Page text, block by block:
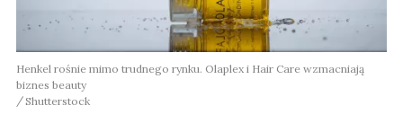
Henkel rośnie mimo trudnego rynku. Olaplex i Hair Care wzmacniają
biznes beauty
Shutterstock